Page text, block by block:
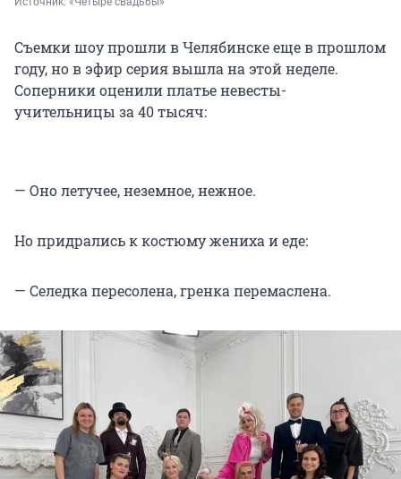
Съемки шоу прошли в Челябинске еще в прошлом
году, но в эфир серия вышла на этой неделе.
Соперники оценили платье невесты-
учительницы за 40 тысяч:
— Оно летучее, неземное, нежное.
Но придрались к костюму жениха и еде:
— Селедка пересолена, гренка перемаслена.